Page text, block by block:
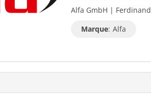
Alfa GmbH |
Marque: Alfa